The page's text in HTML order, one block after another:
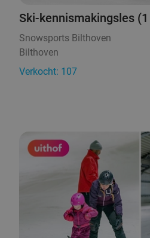
Ski-kennismakingsles
Snowsports Bilthoven
Bilthoven
Verkocht: 107